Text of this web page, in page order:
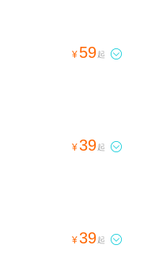
¥ 59起 
¥39起 
¥39起 